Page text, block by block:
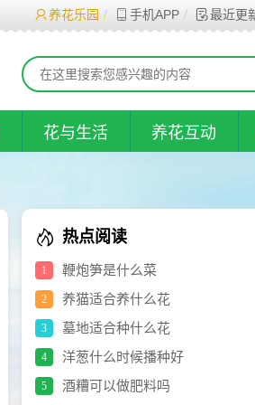
养花乐园 手机APP 最近更
花与生活 养花互动
热点阅读
1 鞭炮笋是什么菜
2 养猫适合养什么花
3 墓地适合种什么花
4 洋葱什么时候播种好
5 酒糟可以做肥料吗